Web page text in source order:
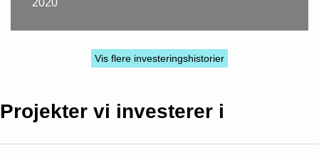
2020
Vis flere investeringshistorier
Projekter vi investerer i